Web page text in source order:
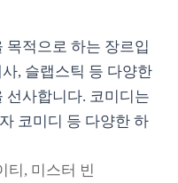
목적으로 하는 장르입
, 슬랩스틱 등 다양한
선사합니다. 코미디는
코미디 등 다양한 하
티, 미스터 빈